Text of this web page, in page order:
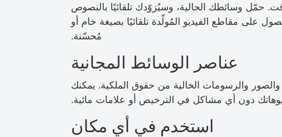
حمّل وسائطك الحالية، وسيُزوّدك تلقائيًا بالنصوص
على مقاطع الفيديو المُولّدة تلقائيًا بصيغة خام أو
مُحسّنة.
عناصر الوسائط المجانية
والرسومات الخالية من حقوق الملكية. يمكنك
دون أي مشاكل في الترخيص أو علامات مائية.
استخدم في أي مكان